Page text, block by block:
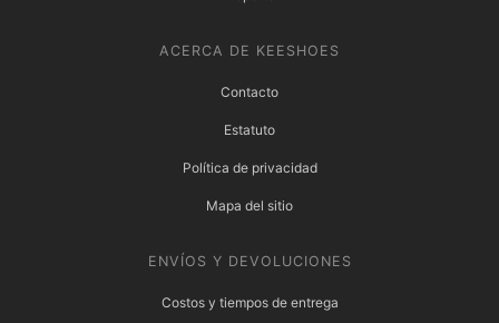
ACERCA DE KEESHOES
Contacto
Estatuto
Política de privacidad
Mapa del sitio
ENVÍOS Y DEVOLUCIONES
Costos y tiempos de entrega